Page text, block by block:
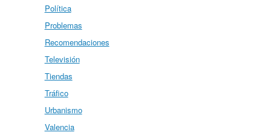
Política
Problemas
Recomendaciones
Televisión
Tiendas
Tráfico
Urbanismo
Valencia